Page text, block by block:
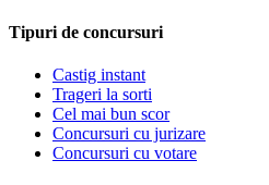
Tipuri de concursuri
Castig instant
Trageri la sorti
Cel mai bun scor
Concursuri cu jurizare
Concursuri cu votare